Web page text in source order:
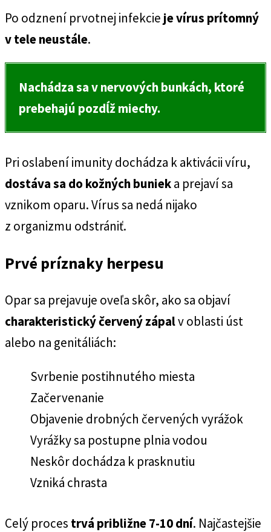
Po odznení prvotnej infekcie je vírus prítomný
v tele neustále.
Nachádza sa v nervových bunkách, ktoré
prebehajú pozdĺž miechy.
Pri oslabení imunity dochádza k aktivácii víru,
dostáva sa do kožných bunieka prejaví sa
vznikom oparu. Vírus sa nedá nijako
z organizmu odstrániť.
Prvé príznaky herpesu
Opar sa prejavuje oveľa skôr, ako sa objaví
charakteristický červený zápalv oblasti úst
alebo na genitáliách:
Svrbenie postihnutého miesta
Začervenanie
Objavenie drobných červených vyrážok
Vyrážky sa postupne plnia vodou
Neskôr dochádza k prasknutiu
Vzniká chrasta
Celý proces trvá približne 7-10 dní. Najčastejšie